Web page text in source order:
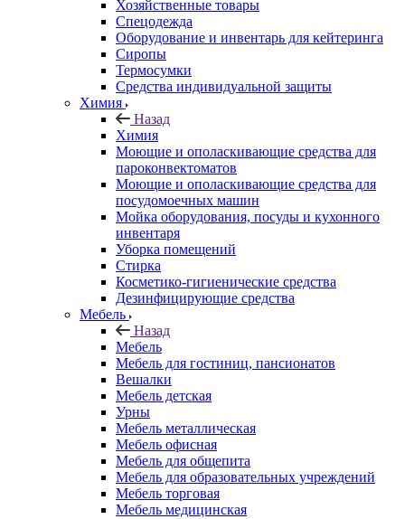
Хозяйственные товары
Спецодежда
Оборудование и инвентарь для кейтеринга
Сиропы
Термосумки
Средства индивидуальной защиты
Химия
Назад
Химия
Моющие и ополаскивающие средства для
пароконвектоматов
Моющие и ополаскивающие средства для
посудомоечных машин
Мойка оборудования, посуды и кухонного
инвентаря
Уборка помещений
Стирка
Косметико-гигиенические средства
Дезинфицирующие средства
Мебель
Назад
Мебель
Мебель для гостиниц, пансионатов
Вешалки
Мебель детская
Урны
Мебель металлическая
Мебель офисная
Мебель для общепита
Мебель для образовательных учреждений
Мебель торговая
Мебель медицинская